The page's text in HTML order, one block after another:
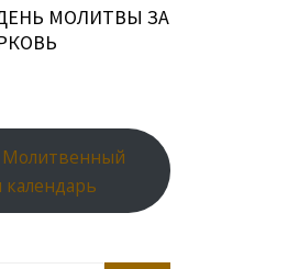
МОЛИТВЫ ЗА
Молитвенный